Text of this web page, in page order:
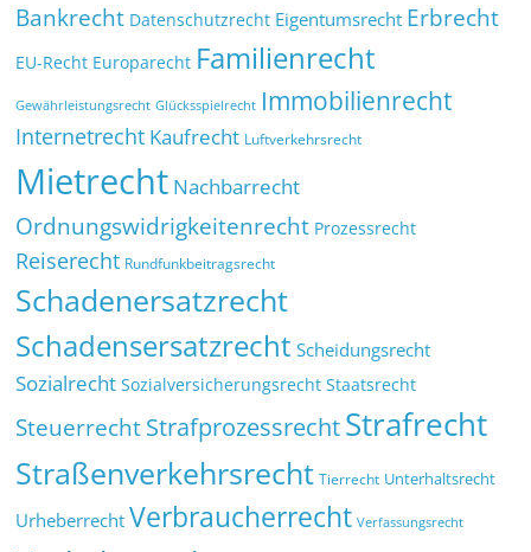
Bankrecht Datenschutzrecht Eigentumsrecht Erbrecht
EU-Recht Europarecht Familienrecht
Gewährleistungsrecht Glücksspielrecht Immobilienrecht
Internetrecht Kaufrecht Luftverkehrsrecht
Mietrecht Nachbarrecht
Ordnungswidrigkeitenrecht Prozessrecht
Reiserecht Rundfunkbeitragsrecht
Schadenersatzrecht
Schadensersatzrecht Scheidungsrecht
Sozialrecht Sozialversicherungsrecht Staatsrecht
SteuerrechtStrafprozessrechtStrafrecht
Straßenverkehrsrecht Tierrecht Unterhaltsrecht
Urheberrecht Verbraucherrecht Verfassungsrecht